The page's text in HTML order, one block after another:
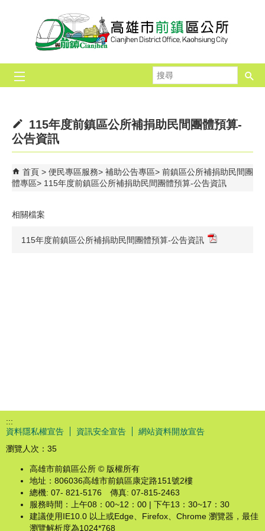
跳到主要內容區塊
尋
115年度前鎮區公所補捐助民間團體預算-
公告資訊
首頁 便民專區服務 補助公告專區
前鎮區公所補捐助民間團
體專區
115年度前鎮區公所補捐助民間團體預算-公告資訊
相關檔案
115年度前鎮區公所補捐助民間團體預算-公告資訊
:::
資料隱私權宣告
資訊安全宣告
網站資料開放宣告
瀏覽人次： 35
高雄市前鎮區公所 © 版權所有
地址：806036高雄市前鎮區康定路151號2樓
總機: 07- 821-5176 傳真: 07-815-2463
服務時間：上午08：00~12：00 | 下午13：30~17：30
建議使用IE10.0 以上或Edge、Firefox、Chrome 瀏覽器，最佳
瀏覽解析度為1024*768